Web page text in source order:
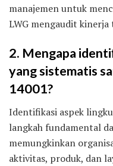
manajemen untuk
LWG mengaudit
2. Mengapa
yang sistematis
14001?
Identifikasi aspek
langkah fundamental
memungkinkan
aktivitas, produk, dan